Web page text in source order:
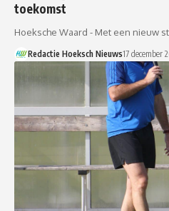
toekomst
Hoeksche Waard - Met een nieuw
Redactie Hoeksch Nieuws17 december